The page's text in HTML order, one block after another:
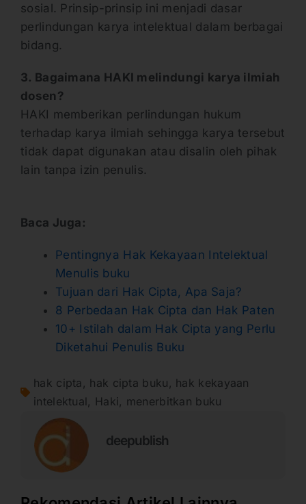
sosial. Prinsip-prinsip ini menjadi dasar
perlindungan karya intelektual dalam berbagai
bidang.
3. Bagaimana HAKI melindungi karya ilmiah
dosen?
HAKI memberikan perlindungan hukum
terhadap karya ilmiah sehingga karya tersebut
tidak dapat digunakan atau disalin oleh pihak
lain tanpa izin penulis.
Baca Juga:
Pentingnya Hak Kekayaan Intelektual
Menulis buku
Tujuan dari Hak Cipta, Apa Saja?
8 Perbedaan Hak Cipta dan Hak Paten
10+ Istilah dalam Hak Cipta yang Perlu
Diketahui Penulis Buku
hak cipta , hak cipta buku , hak kekayaan
intelektual , Haki, menerbitkan buku
deepublish